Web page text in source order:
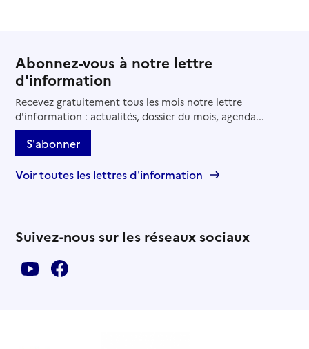
Abonnez-vous à notre lettre
d'information
Recevez gratuitement tous les mois notre lettre
d'information : actualités, dossier du mois, agenda...
S'abonner
Voir toutes les lettres d'information
Suivez-nous sur les réseaux sociaux